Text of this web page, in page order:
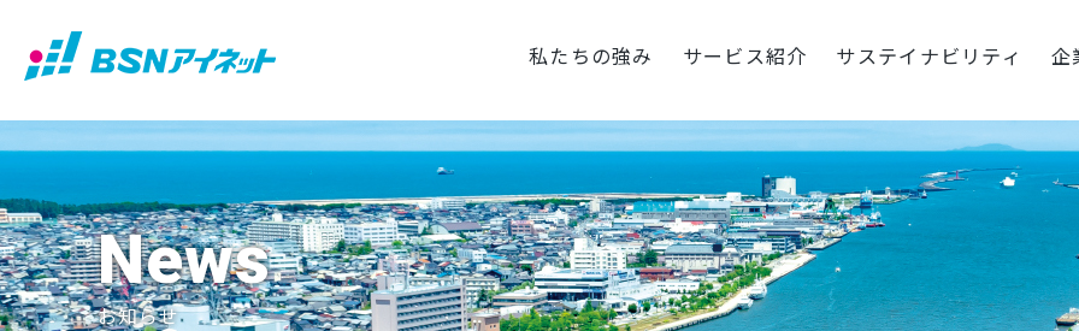
私たちの強み サービス紹介 サステイナビリティ 企
News
お知らせ